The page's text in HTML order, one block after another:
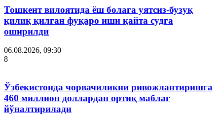
Тошкент вилоятида ёш болага уятсиз-бузуқ
қилиқ қилган фуқаро иши қайта судга
оширилди
06.08.2026, 09:30
8
Ўзбекистонда чорвачиликни ривожлантиришга
460 миллион доллардан ортиқ маблағ
йўналтирилади